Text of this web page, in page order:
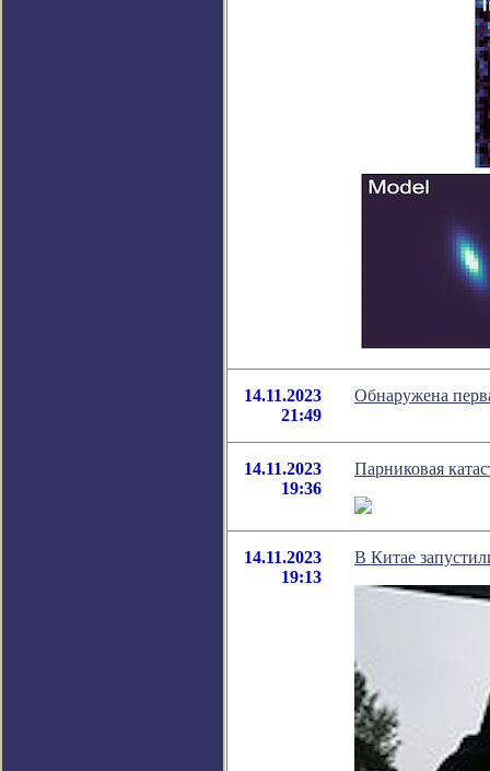
14.11.2023
21:49
Обнаружена
14.11.2023
19:36
Парниковая
14.11.2023
19:13
В Китае